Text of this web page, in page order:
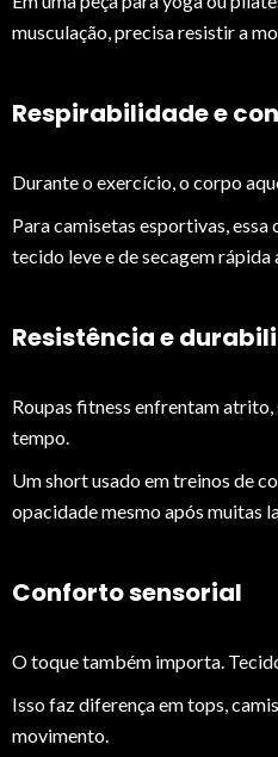
musculação, precisa resistir a
Respirabilidade e
Durante o exercício, o corpo
Para camisetas esportivas,
tecido leve e de secagem rápida
Resistência e
Roupas fitness enfrentam
tempo.
Um short usado em treinos de
opacidade mesmo após muitas
Conforto sensorial
O toque também importa.
Isso faz diferença em tops,
movimento.